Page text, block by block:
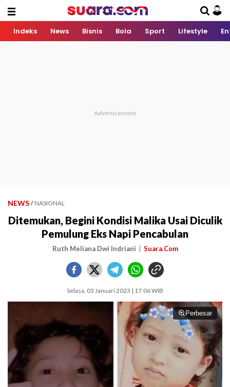
Indeks News Bisnis Bola Sport Lifestyle
NEWS / NASIONAL
Ditemukan, Begini Kondisi Malika Usai Diculik
Pemulung Eks Napi Pencabulan
Ruth Meliana Dwi Indriani Suara.Com
Selasa, 03 Januari 2023 | 17:06 WIB
Perbesar